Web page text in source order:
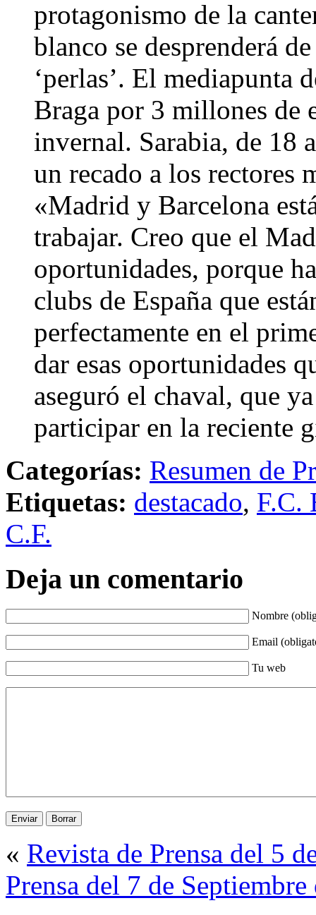
protagonismo de la
blanco se desprenderá
‘perlas’. El mediapunta
Braga por 3 millones de
invernal. Sarabia, de 18
un recado a los rectores
«Madrid y Barcelona
trabajar. Creo que el
oportunidades, porque
clubs de España que
perfectamente en el
dar esas oportunidades
aseguró el chaval, que
participar en la reciente
Categorías: Resumen de
Etiquetas: destacado, F.C.
C.F.
Deja un comentario
Nombre
Email
Tu web
« Revista de Prensa del 5
Prensa del 7 de